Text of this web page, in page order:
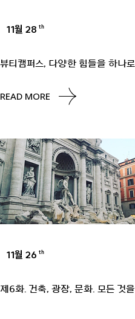
11월 28 th
뷰티캠퍼스, 다양한 힘들을 하나
READ MORE
11월 26 th
제6화. 건축, 광장, 문화. 모든 것